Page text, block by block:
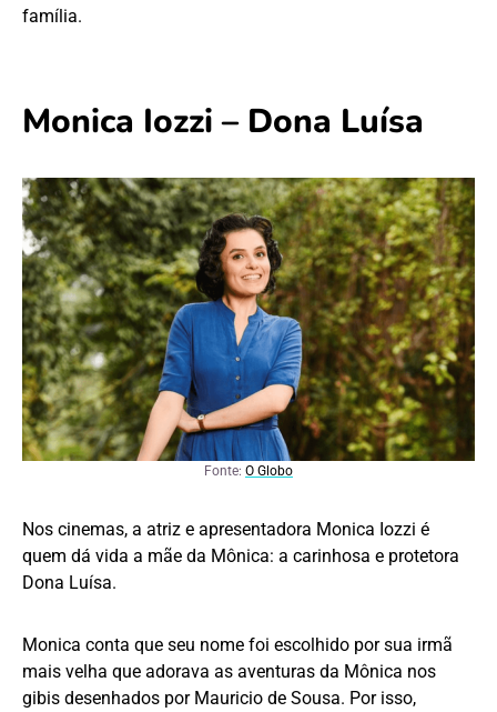
família.
Monica Iozzi – Dona Luísa
Fonte: O Globo
Nos cinemas, a atriz e apresentadora Monica Iozzi é
quem dá vida a mãe da Mônica: a carinhosa e protetora
Dona Luísa.
Monica conta que seu nome foi escolhido por sua irmã
mais velha que adorava as aventuras da Mônica nos
gibis desenhados por Mauricio de Sousa. Por isso,